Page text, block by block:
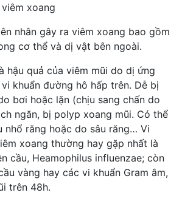
xoang
nhân gây ra viêm xoang bao gồm
cơ thể và dị vật bên ngoài.
hậu quả của viêm mũi do dị ứng
khuẩn đường hô hấp trên. Dễ bị
bơi hoặc lặn (chịu sang chấn do
ngăn, bị polyp xoang mũi. Có thể
nhổ răng hoặc do sâu răng… Vi
xoang thường hay gặp nhất là
cầu, Heamophilus influenzae; còn
vàng hay các vi khuẩn Gram âm,
trên 48h.